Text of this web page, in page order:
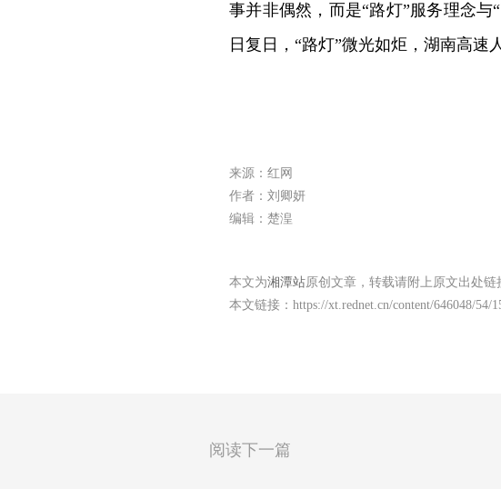
事并非偶然，而是“路灯”服务理念与
日复日，“路灯”微光如炬，湖南高速
来源：红网
作者：刘卿妍
编辑：楚湟
本文为湘潭站原创文章，转载请附上原文出处链
本文链接： https://xt.rednet.cn/content/646048/54/
阅读下一篇